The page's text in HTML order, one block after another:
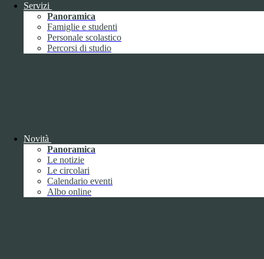
Servizi
Panoramica
Famiglie e studenti
Personale scolastico
Percorsi di studio
Novità
Panoramica
Le notizie
Le circolari
Calendario eventi
Albo online
Novembre
Dicembre1
Marzo
Aprile
Maggio
Giugno
1
Luglio
Agosto